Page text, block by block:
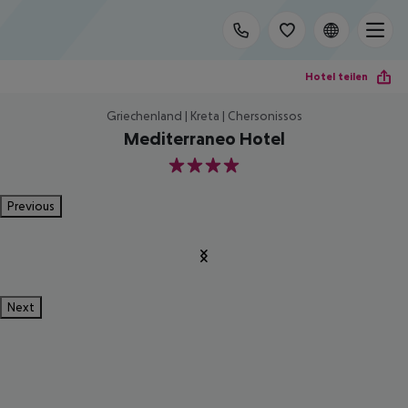
Hotel teilen
Griechenland | Kreta | Chersonissos
Mediterraneo Hotel
4
Previous
Next